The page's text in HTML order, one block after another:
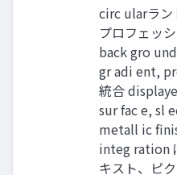
circ ularラン
プロフェッ
back gro
gr adi ent,
統合
sur fac e, sl
metall ic
integ ration
キスト、ピ